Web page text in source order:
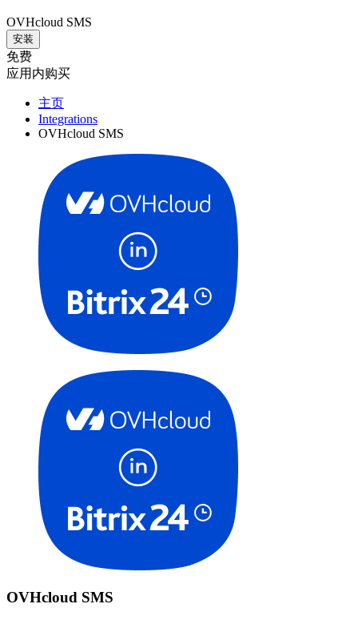
OVHcloud SMS
安装
免费
应用内购买
主页
Integrations
OVHcloud SMS
OVHcloud SMS